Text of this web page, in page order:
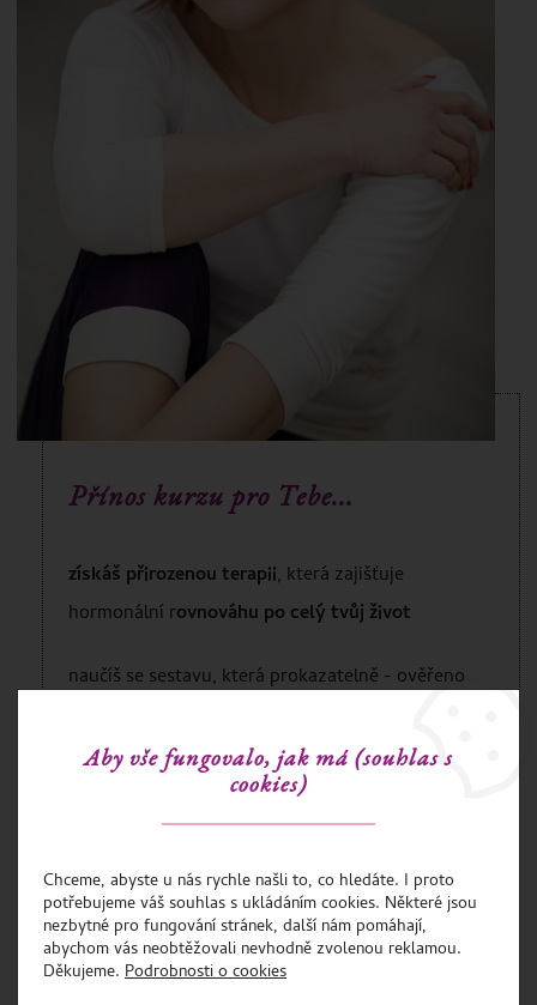
Aby vše fungovalo, jak má (souhlas s
cookies)
Chceme, abyste u nás rychle našli to, co hledáte. I proto
potřebujeme váš souhlas s ukládáním cookies. Některé jsou
nezbytné pro fungování stránek, další nám pomáhají,
abychom vás neobtěžovali nevhodně zvolenou reklamou.
Děkujeme. Podrobnosti o cookies
Přínos kurzu pro Tebe...
získáš přirozenou terapii, která zajišťuje
hormonální rovnováhu po celý tvůj život
naučíš se sestavu, která prokazatelně - ověřeno
získáš přirozenou terapii, která
podporuje ovulaci,
posiluje děložní sliznici a podpoří tě v naplnění tvé
zharmonizuješ svůj menstruační cyklus,osvobodíš
se od PMS, bolestivého krvácení